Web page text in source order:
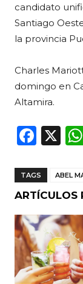
candidato
Santiago
la provincia
Charles
domingo en
Altamira.
F
c
e
b
o
o
k
X
TAGS ABEL
ARTÍCULOS